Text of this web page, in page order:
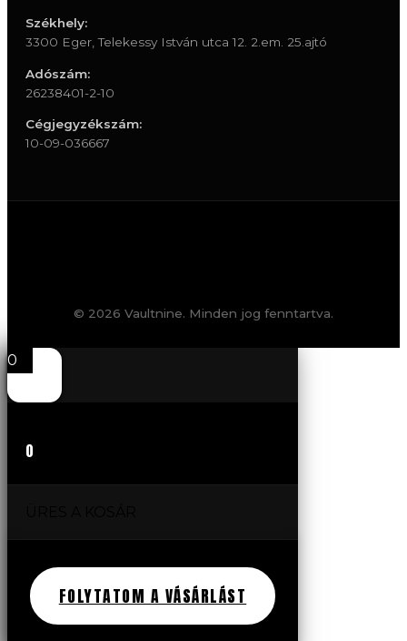
Székhely:
3300 Eger, Telekessy István utca 12. 2.em. 25.ajtó
Adószám:
26238401-2-10
Cégjegyzékszám:
10-09-036667
© 2026 Vaultnine. Minden jog fenntartva.
0
0
FOLYTATOM A VÁSÁRLÁST